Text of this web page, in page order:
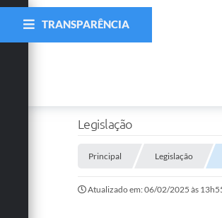
TRANSPARÊNCIA
Legislação
Principal Legislação
Atualizado em: 06/02/2025 às